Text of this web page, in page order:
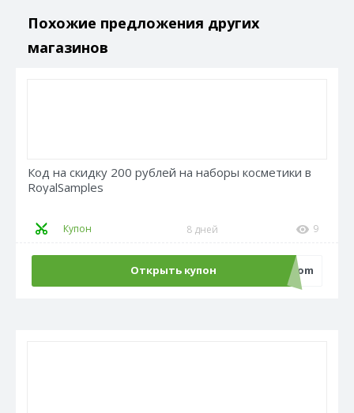
Похожие предложения других
магазинов
Код на скидку 200 рублей на наборы косметики в
RoyalSamples
Купон 8 дней 9
Открыть купон ecom